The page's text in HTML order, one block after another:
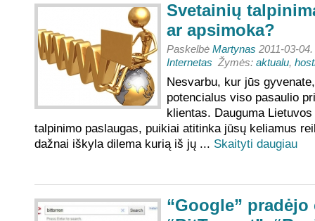
Svetainių
ar apsimoka?
Paskelbė Martynas 2011-03-
Internetas Žymės: aktualu,
Nesvarbu, kur jūs
potencialus viso pasaulio
klientas. Dauguma
talpinimo paslaugas, puikiai atitinka jūsų keliamus
dažnai iškyla dilema kurią iš jų ... Skaityti daugiau
“Google”